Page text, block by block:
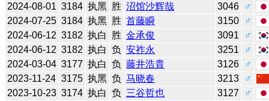
2024-08-01 3184 执黑 胜 沼馆沙辉哉 3046
♂
2024-07-25 3184 执黑 胜 首藤瞬 3150
♂
2024-06-12 3182 执白 胜 金承俊 3091
♂
2024-06-12 3182 执白 负 安祚永 3251
♂
2024-03-04 3177 执白 负 藤井浩貴 3126
♂
2023-11-24 3175 执黑 负 马晓春 3213
♂
2023-10-23 3174 执白 负 三谷哲也 3127
♂